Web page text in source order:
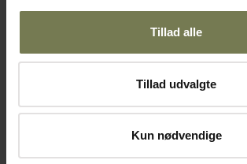
Tillad alle
Tillad udvalgte
Kun nødvendige